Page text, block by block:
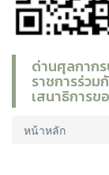
ด่านศุลกาก
ราชการร่ว
เสนาธิการ
หน้าหลัก